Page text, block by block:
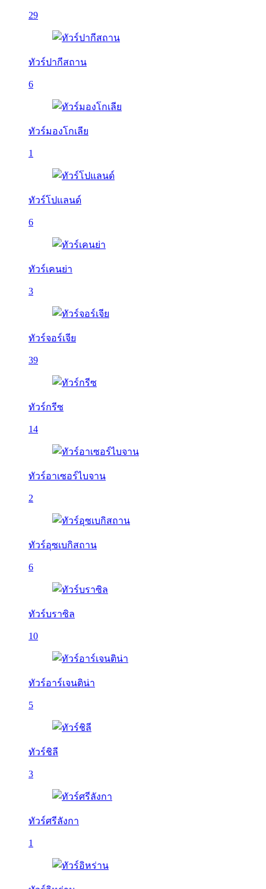
29
ทัวร์ปากีสถาน
6
ทัวร์มองโกเลีย
1
ทัวร์โปแลนด์
6
ทัวร์เคนย่า
3
ทัวร์จอร์เจีย
39
ทัวร์กรีซ
14
ทัวร์อาเซอร์ไบจาน
2
ทัวร์อุซเบกิสถาน
6
ทัวร์บราซิล
10
ทัวร์อาร์เจนติน่า
5
ทัวร์ชิลี
3
ทัวร์ศรีลังกา
1